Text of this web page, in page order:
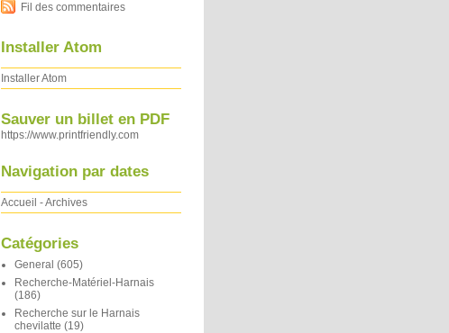
Fil des commentaires
Installer Atom
Installer Atom
Sauver un billet en PDF
https://www.printfriendly.com
Navigation par dates
Accueil -Archives
Catégories
General (605)
Recherche-Matériel-Harnais
(186)
Recherche sur le Harnais
chevilatte (19)